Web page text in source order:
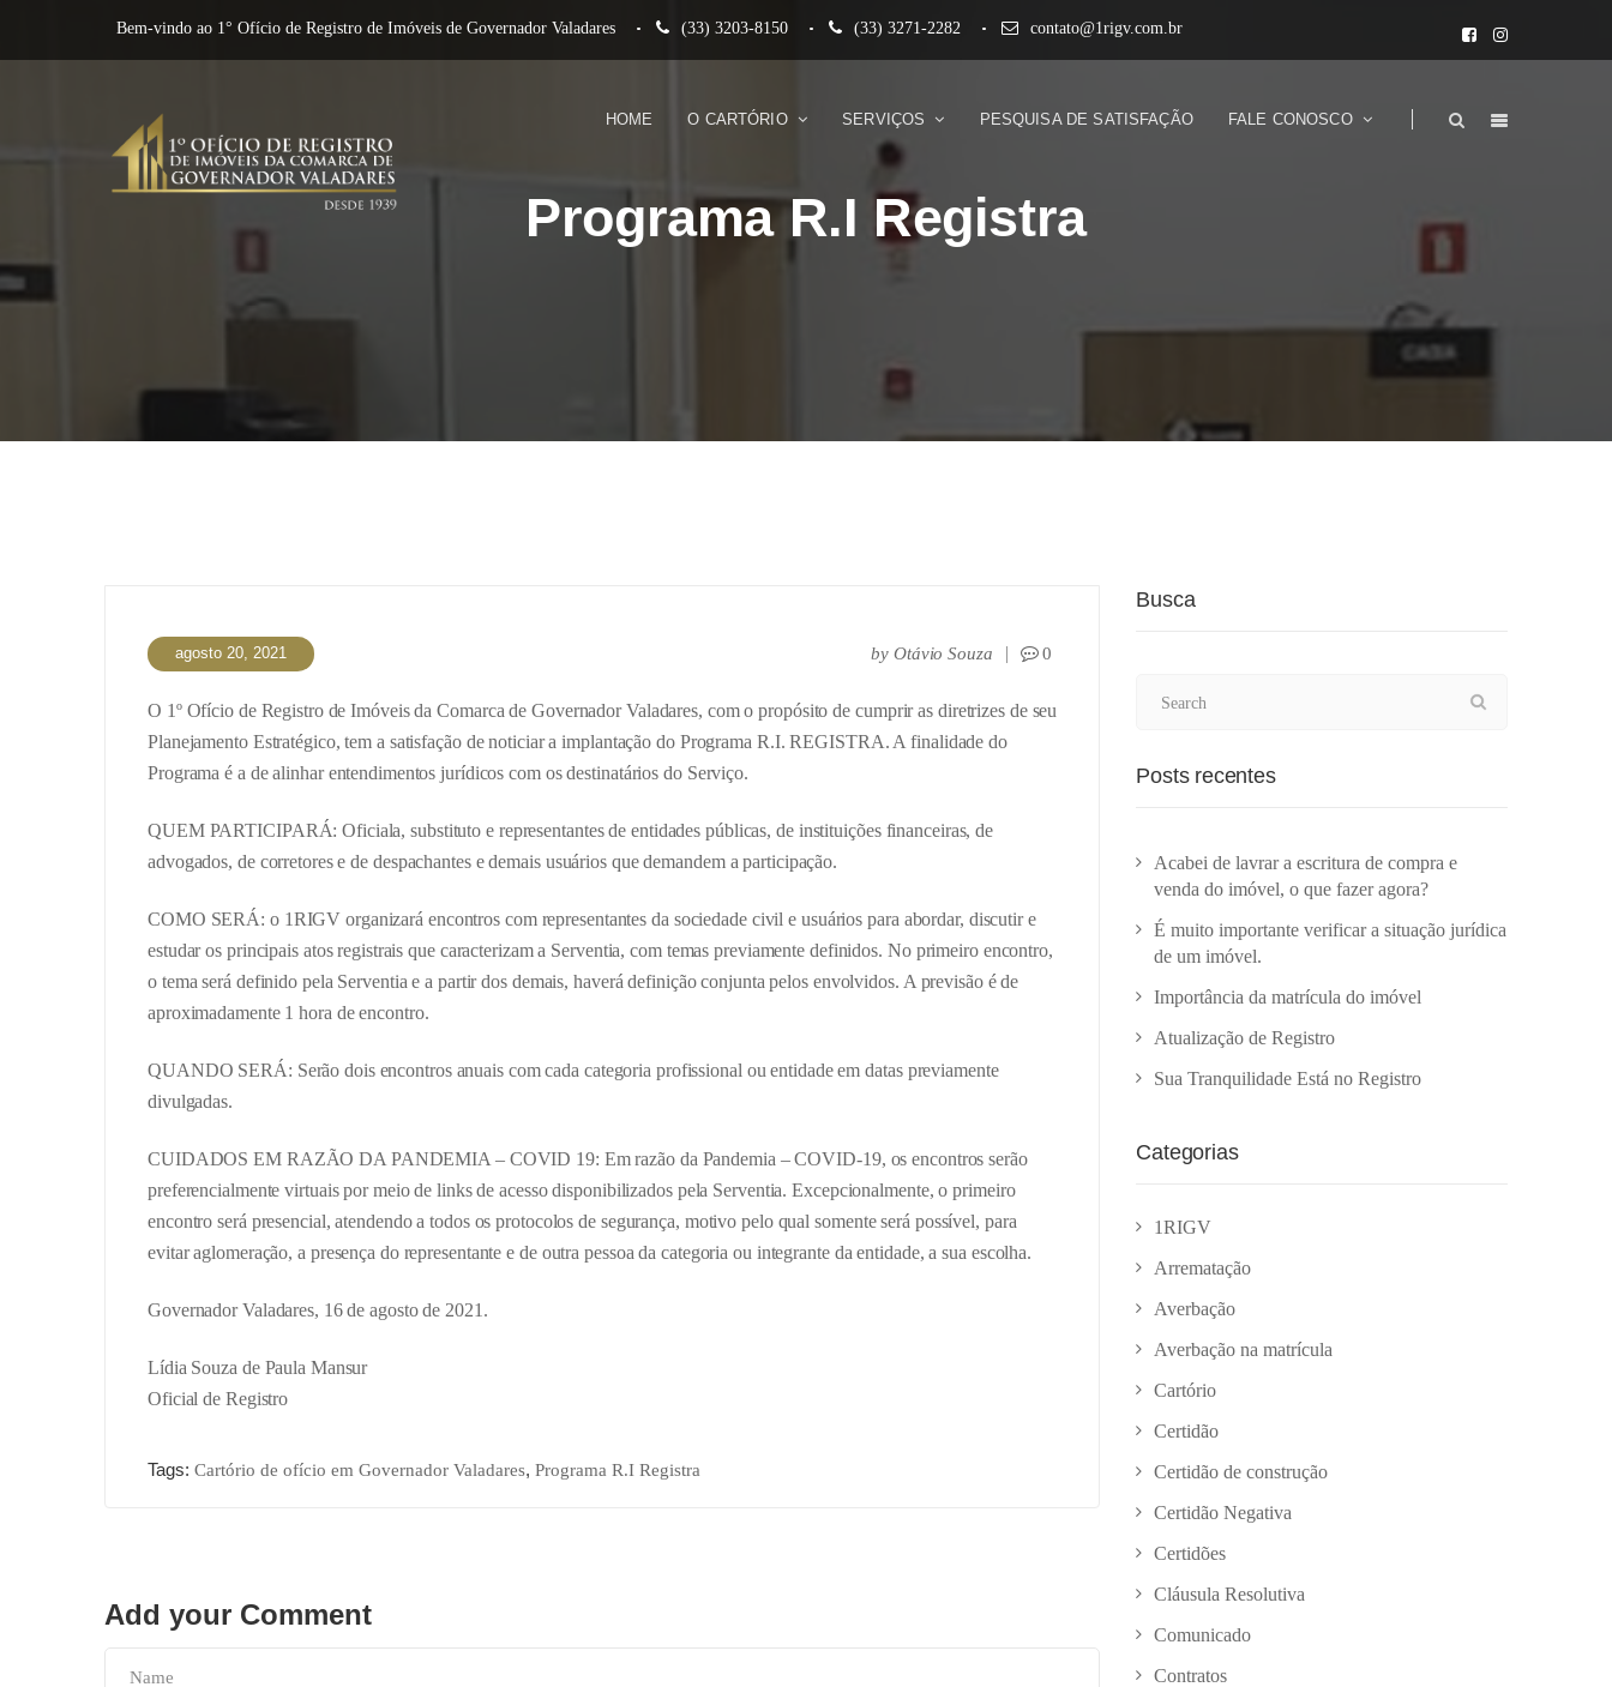
Bem-vindo ao 1° Ofício de Registro de Imóveis de Governador Valadares (33) 3203-8150 (33) 3271-2282 contato@1rigv.com.br
HOME O CARTÓRIO SERVIÇOS PESQUISA DE SATISFAÇÃO FALE CONOSCO
Programa R.I Registra
agosto 20, 2021 by Otávio Souza 0
O 1º Ofício de Registro de Imóveis da Comarca de Governador Valadares, com o propósito de cumprir as diretrizes de seu
Planejamento Estratégico, tem a satisfação de noticiar a implantação do Programa R.I. REGISTRA. A finalidade do
Programa é a de alinhar entendimentos jurídicos com os destinatários do Serviço.
QUEM PARTICIPARÁ: Oficiala, substituto e representantes de entidades públicas, de instituições financeiras, de
advogados, de corretores e de despachantes e demais usuários que demandem a participação.
COMO SERÁ: o 1RIGV organizará encontros com representantes da sociedade civil e usuários para abordar, discutir e
estudar os principais atos registrais que caracterizam a Serventia, com temas previamente definidos. No primeiro encontro,
o tema será definido pela Serventia e a partir dos demais, haverá definição conjunta pelos envolvidos. A previsão é de
aproximadamente 1 hora de encontro.
QUANDO SERÁ: Serão dois encontros anuais com cada categoria profissional ou entidade em datas previamente
divulgadas.
CUIDADOS EM RAZÃO DA PANDEMIA – COVID 19: Em razão da Pandemia – COVID-19, os encontros serão
preferencialmente virtuais por meio de links de acesso disponibilizados pela Serventia. Excepcionalmente, o primeiro
encontro será presencial, atendendo a todos os protocolos de segurança, motivo pelo qual somente será possível, para
evitar aglomeração, a presença do representante e de outra pessoa da categoria ou integrante da entidade, a sua escolha.
Governador Valadares, 16 de agosto de 2021.
Lídia Souza de Paula Mansur
Oficial de Registro
Tags: Cartório de ofício em Governador Valadares, Programa R.I Registra
Add your Comment
Busca
Posts recentes
Acabei de lavrar a escritura de compra e
venda do imóvel, o que fazer agora?
É muito importante verificar a situação jurídica
de um imóvel.
Importância da matrícula do imóvel
Atualização de Registro
Sua Tranquilidade Está no Registro
Categorias
1RIGV
Arrematação
Averbação
Averbação na matrícula
Cartório
Certidão
Certidão de construção
Certidão Negativa
Certidões
Cláusula Resolutiva
Comunicado
Contratos